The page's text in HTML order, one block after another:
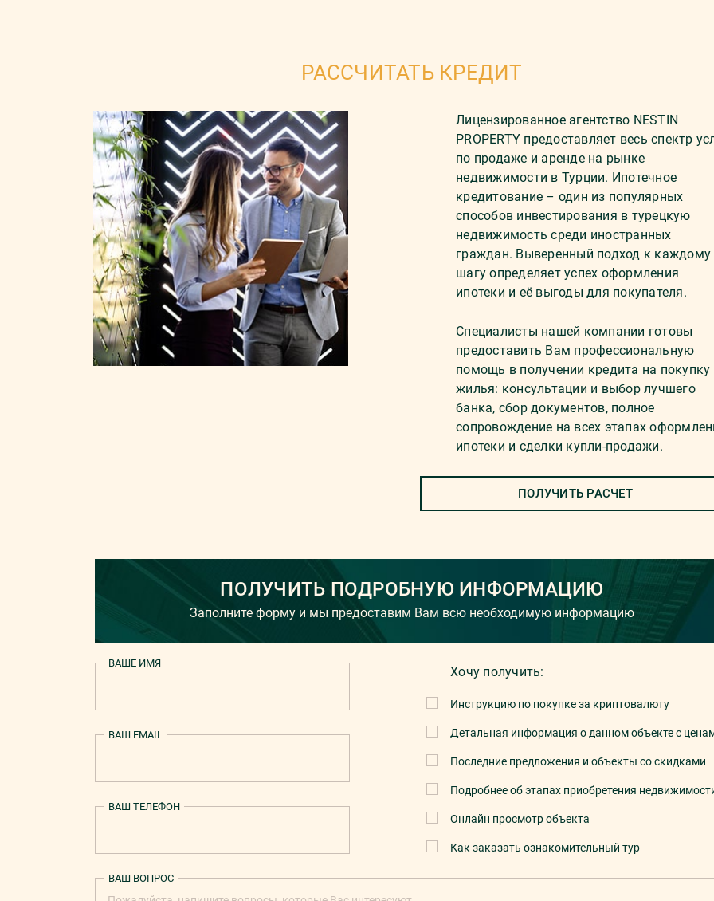
РАССЧИТАТЬ КРЕДИТ
Лицензированное агентство NESTIN
PROPERTY предоставляет весь спектр
по продаже и аренде на рынке
недвижимости в Турции. Ипотечное
кредитование – один из популярных
способов инвестирования в турецкую
недвижимость среди иностранных
граждан. Выверенный подход к каждому
шагу определяет успех оформления
ипотеки и её выгоды для покупателя.
Специалисты нашей компании готовы
предоставить Вам профессиональную
помощь в получении кредита на покупку
жилья: консультации и выбор лучшего
банка, сбор документов, полное
сопровождение на всех этапах
ипотеки и сделки купли-продажи.
ПОЛУЧИТЬ РАСЧЕТ
ПОЛУЧИТЬ ПОДРОБНУЮ ИНФОРМАЦИЮ
Заполните форму и мы предоставим Вам всю необходимую информацию
ВАШЕ ИМЯ
ВАШ EMAIL
ВАШ ТЕЛЕФОН
Хочу получить:
Инструкцию по покупке за криптовалюту
Детальная информация о данном объекте с
Последние предложения и объекты со скидками
Подробнее об этапах приобретения
Онлайн просмотр объекта
Как заказать ознакомительный тур
ВАШ ВОПРОС